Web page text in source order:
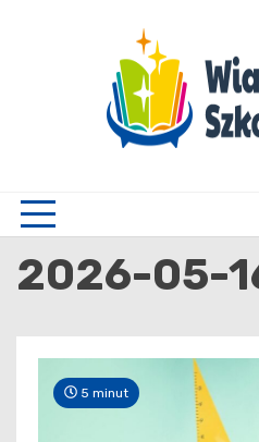
2026-05-
5 minut